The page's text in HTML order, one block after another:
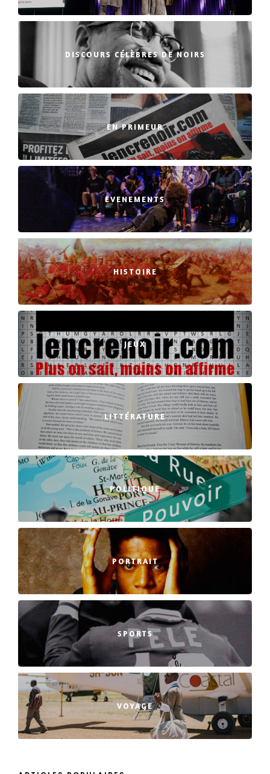
DISCOURS CÉLÈBRES DE NOIRS
EN PRIMEUR
EVENEMENTS
HISTOIRE
JEUX
LITTÉRATURE
POLITIQUE
PORTRAIT
SPORTS
VOYAGE